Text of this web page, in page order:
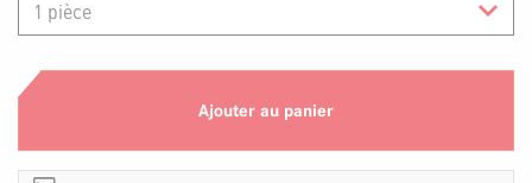
Ajouter au panier